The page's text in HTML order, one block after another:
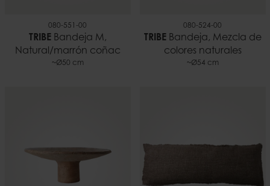
080-551-00
TRIBEBandeja M,
Natural/marrón coñac
~Ø50 cm
080-524-00
TRIBEBandeja, Mezcla de
colores naturales
~Ø54 cm